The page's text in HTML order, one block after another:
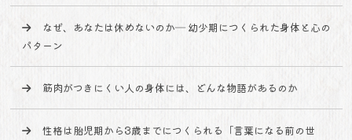
なぜ、あなたは休めないのか― 幼少期につくられた身体と心の
パターン
筋肉がつきにくい人の身体には、どんな物語があるのか
性格は胎児期から3歳までにつくられる「言葉になる前の世